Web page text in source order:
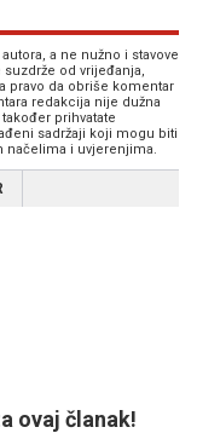
a ne nužno i stavove
od vrijeđanja,
pravo da obriše komentar
redakcija nije dužna
prihvatate
sadržaji koji mogu biti
načelima i uvjerenjima.
ovaj članak!